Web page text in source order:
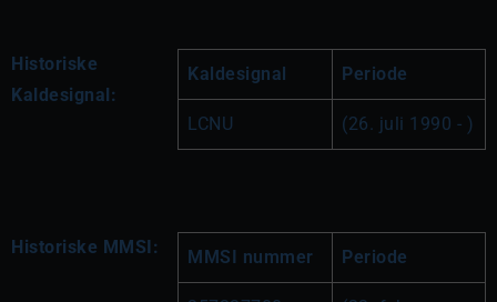
Historiske
Kaldesignal:
Kaldesignal Periode
LCNU (26. juli 1990 - )
Historiske MMSI: MMSI nummer Periode